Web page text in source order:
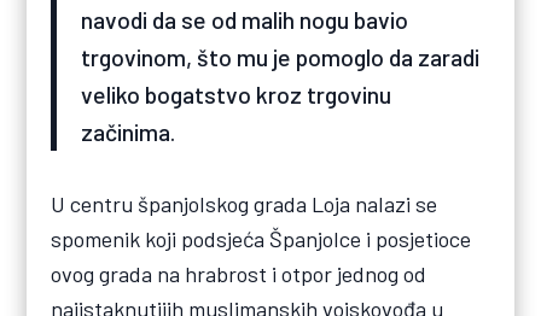
navodi da se od malih nogu bavio
trgovinom, što mu je pomoglo da zaradi
veliko bogatstvo kroz trgovinu
začinima.
U centru španjolskog grada Loja nalazi se
spomenik koji podsjeća Španjolce i posjetioce
ovog grada na hrabrost i otpor jednog od
najistaknutijih muslimanskih vojskovođa u